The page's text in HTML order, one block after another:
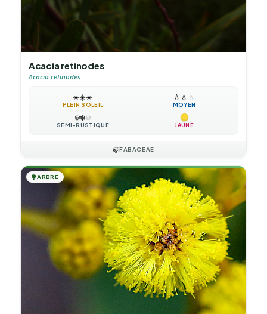
Acacia retinodes
Acacia retinodes
☀️☀️☀️
PLEIN SOLEIL
💧 💧 💧
MOYEN
❄️❄️❄️
SEMI-RUSTIQUE JAUNE
🍃FABACEAE
🌳ARBRE